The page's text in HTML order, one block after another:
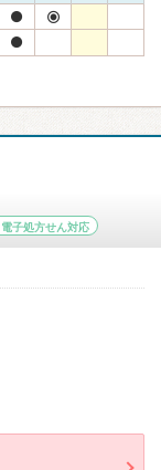
電子処方せん対応